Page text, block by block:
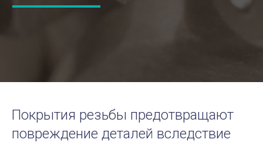
Покрытия резьбы предотвращают
повреждение деталей вследствие